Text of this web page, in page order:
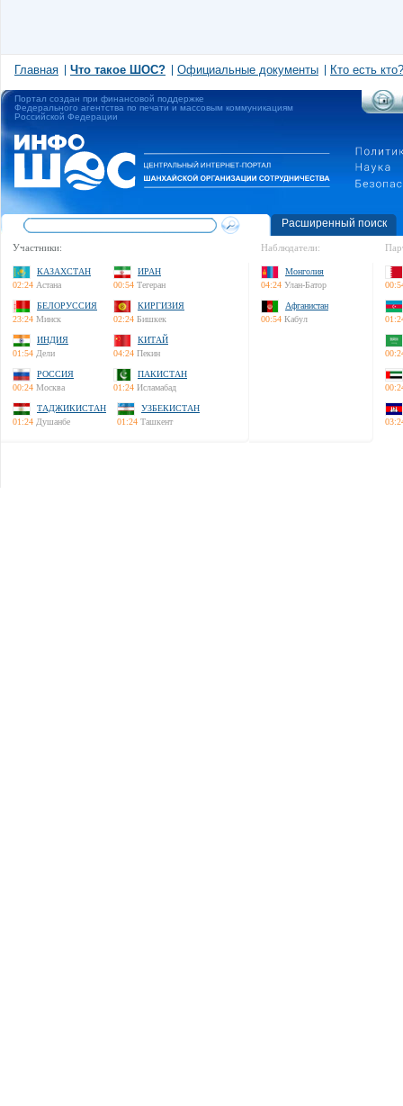
Главная Что такое ШОС? Официальные документы Кто есть кто?
Портал создан при финансовой поддержке
Федерального агентства по печати и массовым коммуникациям
Российской Федерации
Расширенный поиск
Участники:
КАЗАХСТАН
02:24 Астана
ИРАН
00:54 Тегеран
БЕЛОРУССИЯ
23:24 Минск
КИРГИЗИЯ
02:24 Бишкек
ИНДИЯ
01:54 Дели
КИТАЙ
04:24 Пекин
РОССИЯ
00:24 Москва
ПАКИСТАН
01:24 Исламабад
ТАДЖИКИСТАН
01:24 Душанбе
УЗБЕКИСТАН
01:24 Ташкент
Наблюдатели:
Монголия
04:24 Улан-Батор
Афганистан
00:54 Кабул